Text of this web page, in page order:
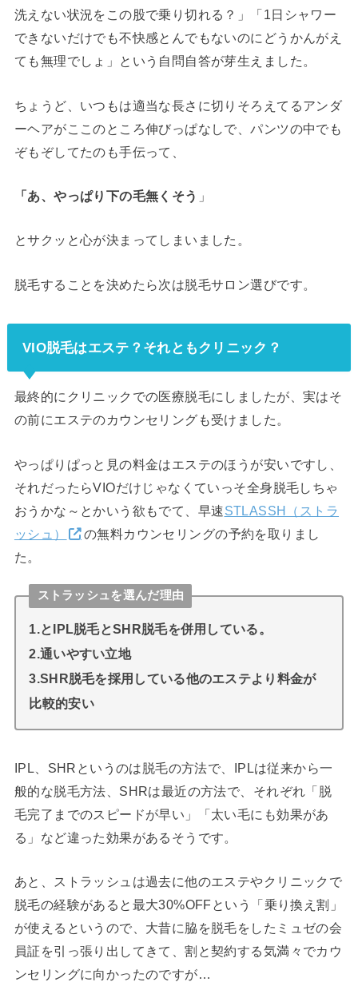
洗えない状況をこの股で乗り切れる？」「1日シャワー
できないだけでも不快感とんでもないのにどうかんがえ
ても無理でしょ」という自問自答が芽生えました。
ちょうど、いつもは適当な長さに切りそろえてるアンダ
ーヘアがここのところ伸びっぱなしで、パンツの中でも
ぞもぞしてたのも手伝って、
「あ、やっぱり下の毛無くそう 」
とサクッと心が決まってしまいました。
脱毛することを決めたら次は脱毛サロン選びです。
VIO脱毛はエステ？それともクリニック？
最終的にクリニックでの医療脱毛にしましたが、実はそ
の前にエステのカウンセリングも受けました。
やっぱりぱっと見の料金はエステのほうが安いですし、
それだったらVIOだけじゃなくていっそ全身脱毛しちゃ
おうかな～とかいう欲もでて、早速STLASSH（ストラ
ッシュ）
の無料カウンセリングの予約を取りまし
た。
ストラッシュを選んだ理由
1.とIPL脱毛とSHR脱毛を併用している。
2.通いやすい立地
3.SHR脱毛を採用している他のエステより料金が
比較的安い
IPL、SHRというのは脱毛の方法で、IPLは従来から一
般的な脱毛方法、SHRは最近の方法で、それぞれ「脱
毛完了までのスピードが早い」「太い毛にも効果があ
る」など違った効果があるそうです。
あと、ストラッシュは過去に他のエステやクリニックで
脱毛の経験があると最大30%OFFという「乗り換え割」
が使えるというので、大昔に脇を脱毛をしたミュゼの会
員証を引っ張り出してきて、割と契約する気満々でカウ
ンセリングに向かったのですが…